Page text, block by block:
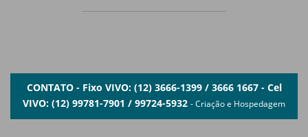
CONTATO - Fixo VIVO: (12) 3666-1399 / 3666 1667 - Cel
VIVO: (12) 99781-7901 / 99724-5932 - Criação e Hospedagem